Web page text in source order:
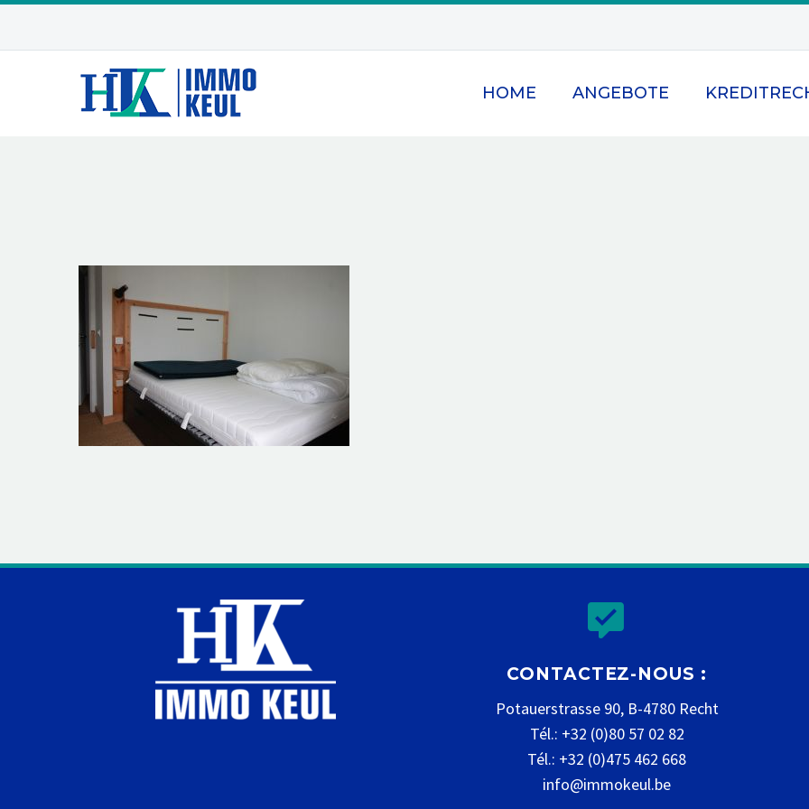
HOME ANGEBOTE


CONTACTEZ-NOUS :
Potauerstrasse 90, B-4780 Recht
Tél.: +32 (0)80 57 02 82
Tél.: +32 (0)475 462 668
info@immokeul.be